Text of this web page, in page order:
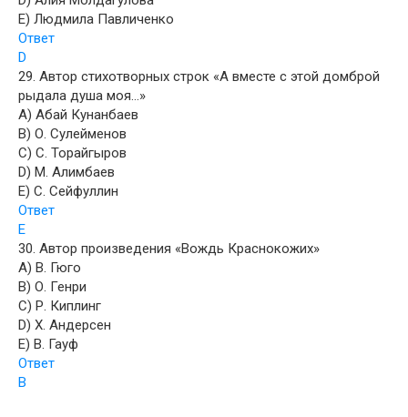
E) Людмила Павличенко
Ответ
D
29. Автор стихотворных строк «А вместе с этой домброй
рыдала душа моя…»
A) Абай Кунанбаев
B) О. Сулейменов
C) С. Торайгыров
D) М. Алимбаев
E) С. Сейфуллин
Ответ
E
30. Автор произведения «Вождь Краснокожих»
A) В. Гюго
B) О. Генри
C) Р. Киплинг
D) Х. Андерсен
E) В. Гауф
Ответ
B